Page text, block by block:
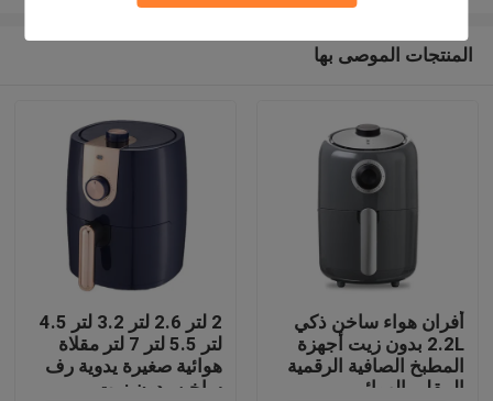
المنتجات الموصى بها
أفران هواء ساخن ذكي
2.2L بدون زيت أجهزة
المطبخ الصافية الرقمية
المقلي الهوائي
2 لتر 2.6 لتر 3.2 لتر 4.5
لتر 5.5 لتر 7 لتر مقلاة
هوائية صغيرة يدوية رف
ساخن بدون زيت